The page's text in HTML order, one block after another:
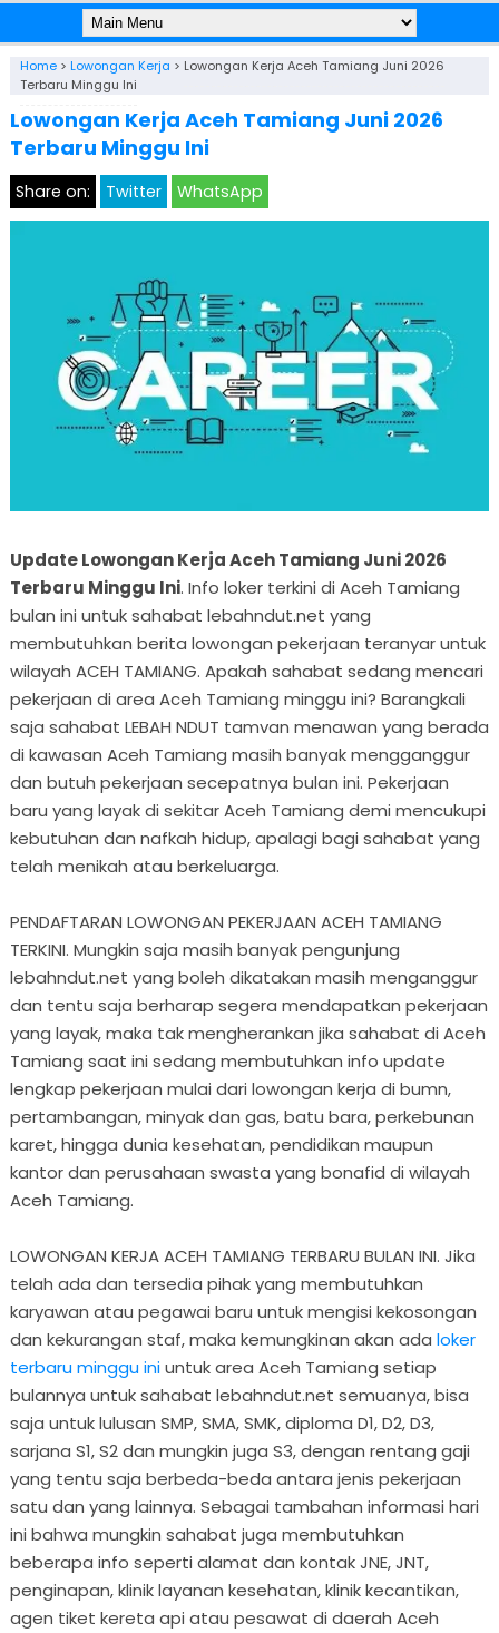
Home> Lowongan Kerja > Lowongan Kerja Aceh Tamiang Juni 2026
Terbaru Minggu Ini
Lowongan Kerja Aceh Tamiang Juni 2026
Terbaru Minggu Ini
Share on: Twitter WhatsApp
Update Lowongan Kerja Aceh Tamiang Juni 2026
Terbaru Minggu Ini. Info loker terkini di Aceh Tamiang
bulan ini untuk sahabat lebahndut.net yang
membutuhkan berita lowongan pekerjaan teranyar untuk
wilayah ACEH TAMIANG. Apakah sahabat sedang mencari
pekerjaan di area Aceh Tamiang minggu ini? Barangkali
saja sahabat LEBAH NDUT tamvan menawan yang berada
di kawasan Aceh Tamiang masih banyak mengganggur
dan butuh pekerjaan secepatnya bulan ini. Pekerjaan
baru yang layak di sekitar Aceh Tamiang demi mencukupi
kebutuhan dan nafkah hidup, apalagi bagi sahabat yang
telah menikah atau berkeluarga.
PENDAFTARAN LOWONGAN PEKERJAAN ACEH TAMIANG
TERKINI. Mungkin saja masih banyak pengunjung
lebahndut.net yang boleh dikatakan masih menganggur
dan tentu saja berharap segera mendapatkan pekerjaan
yang layak, maka tak mengherankan jika sahabat di Aceh
Tamiang saat ini sedang membutuhkan info update
lengkap pekerjaan mulai dari lowongan kerja di bumn,
pertambangan, minyak dan gas, batu bara, perkebunan
karet, hingga dunia kesehatan, pendidikan maupun
kantor dan perusahaan swasta yang bonafid di wilayah
Aceh Tamiang.
LOWONGAN KERJA ACEH TAMIANG TERBARU BULAN INI. Jika
telah ada dan tersedia pihak yang membutuhkan
karyawan atau pegawai baru untuk mengisi kekosongan
dan kekurangan staf, maka kemungkinan akan ada loker
terbaru minggu iniuntuk area Aceh Tamiang setiap
bulannya untuk sahabat lebahndut.net semuanya, bisa
saja untuk lulusan SMP, SMA, SMK, diploma D1, D2, D3,
sarjana S1, S2 dan mungkin juga S3, dengan rentang gaji
yang tentu saja berbeda-beda antara jenis pekerjaan
satu dan yang lainnya. Sebagai tambahan informasi hari
ini bahwa mungkin sahabat juga membutuhkan
beberapa info seperti alamat dan kontak JNE, JNT,
penginapan, klinik layanan kesehatan, klinik kecantikan,
agen tiket kereta api atau pesawat di daerah Aceh